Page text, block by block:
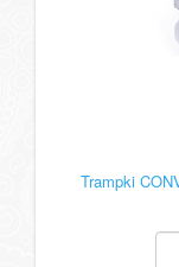
Trampki